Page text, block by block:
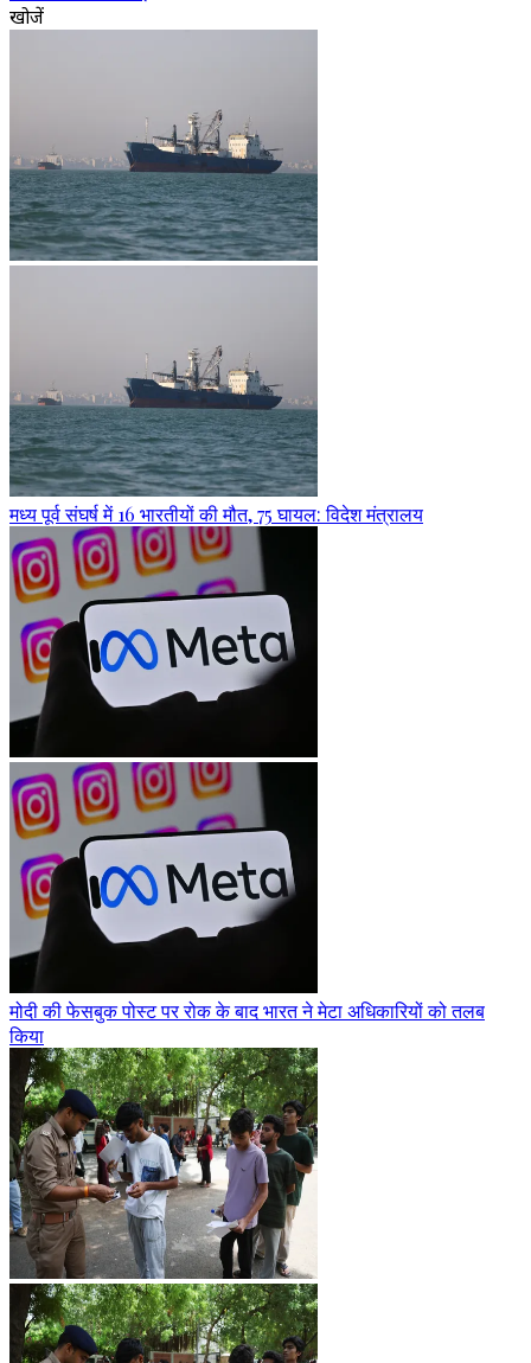
खोजें
मध्य पूर्व संघर्ष में 16 भारतीयों की मौत, 75 घायल: विदेश मंत्रालय
मोदी की फेसबुक पोस्ट पर रोक के बाद भारत ने मेटा अधिकारियों को तलब
किया